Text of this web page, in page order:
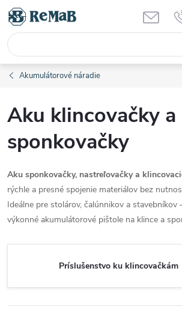
Prejsť
obsah
Akumulátorové náradie
Aku klincovačky a
sponkovačky
Aku sponkovačky, nastreľovačky a
rýchle a presné spojenie materiálov bez
Ideálne pre stolárov, čalúnnikov a stavebníkov
výkonné akumulátorové pištole na klince a
Príslušenstvo ku klincovačkám